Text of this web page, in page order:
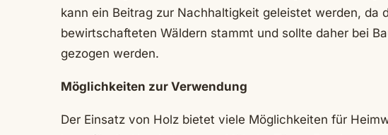
kann ein Beitrag zur Nachhaltigkeit geleistet werden, da
bewirtschafteten Wäldern stammt und sollte daher bei
gezogen werden.
Möglichkeiten zur Verwendung
Der Einsatz von Holz bietet viele Möglichkeiten für